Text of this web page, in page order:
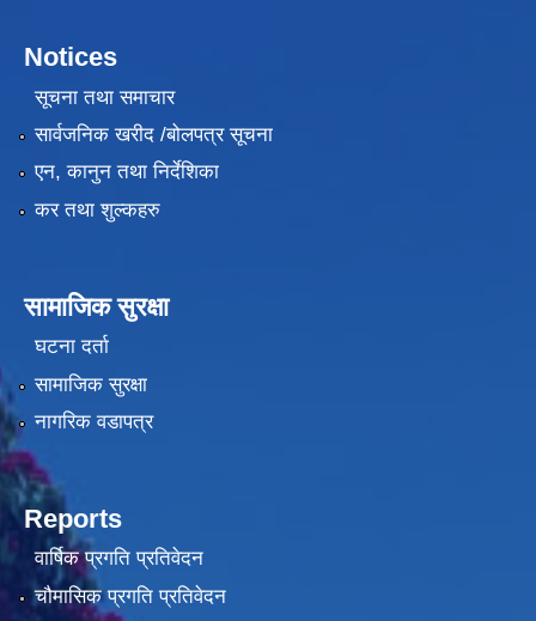
Notices
सूचना तथा समाचार
सार्वजनिक खरीद /बोलपत्र सूचना
एन, कानुन तथा निर्देशिका
कर तथा शुल्कहरु
सामाजिक सुरक्षा
घटना दर्ता
सामाजिक सुरक्षा
नागरिक वडापत्र
Reports
वार्षिक प्रगति प्रतिवेदन
चौमासिक प्रगति प्रतिवेदन